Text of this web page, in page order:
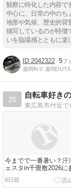
観察に特化した内容で
中心に、日常の中のち
地形や気候、歴史的背
描写しているのが特徴
いを臨場感とともに楽
2042322 5
週間IN:0 週間OUT:
26
自転車好き
今までで一番暑い？汗
ェスタin千畳敷2026に
してきました。
6日前